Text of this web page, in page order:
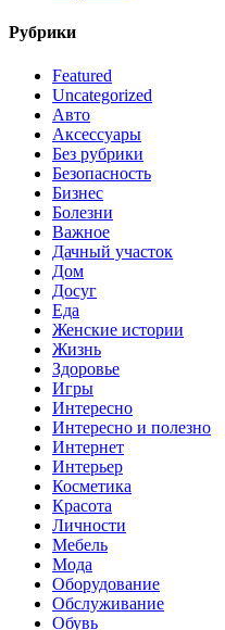
Рубрики
Featured
Uncategorized
Авто
Аксессуары
Без рубрики
Безопасность
Бизнес
Болезни
Важное
Дачный участок
Дом
Досуг
Еда
Женские истории
Жизнь
Здоровье
Игры
Интересно
Интересно и полезно
Интернет
Интерьер
Косметика
Красота
Личности
Мебель
Мода
Оборудование
Обслуживание
Обувь